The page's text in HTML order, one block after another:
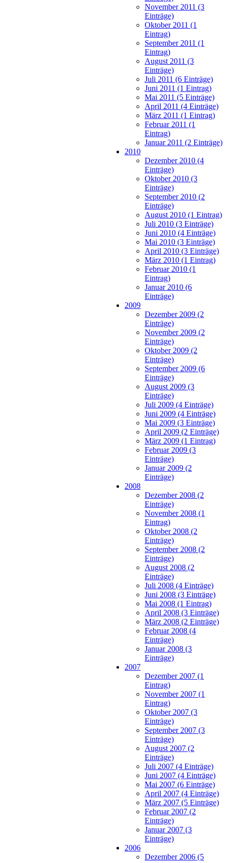
November 2011 (3
Einträge)
Oktober 2011 (1
Eintrag)
September 2011 (1
Eintrag)
August 2011 (3
Einträge)
Juli 2011 (6 Einträge)
Juni 2011 (1 Eintrag)
Mai 2011 (5 Einträge)
April 2011 (4 Einträge)
März 2011 (1 Eintrag)
Februar 2011 (1
Eintrag)
Januar 2011 (2 Einträge)
2010
Dezember 2010 (4
Einträge)
Oktober 2010 (3
Einträge)
September 2010 (2
Einträge)
August 2010 (1 Eintrag)
Juli 2010 (3 Einträge)
Juni 2010 (4 Einträge)
Mai 2010 (3 Einträge)
April 2010 (3 Einträge)
März 2010 (1 Eintrag)
Februar 2010 (1
Eintrag)
Januar 2010 (6
Einträge)
2009
Dezember 2009 (2
Einträge)
November 2009 (2
Einträge)
Oktober 2009 (2
Einträge)
September 2009 (6
Einträge)
August 2009 (3
Einträge)
Juli 2009 (4 Einträge)
Juni 2009 (4 Einträge)
Mai 2009 (3 Einträge)
April 2009 (2 Einträge)
März 2009 (1 Eintrag)
Februar 2009 (3
Einträge)
Januar 2009 (2
Einträge)
2008
Dezember 2008 (2
Einträge)
November 2008 (1
Eintrag)
Oktober 2008 (2
Einträge)
September 2008 (2
Einträge)
August 2008 (2
Einträge)
Juli 2008 (4 Einträge)
Juni 2008 (3 Einträge)
Mai 2008 (1 Eintrag)
April 2008 (3 Einträge)
März 2008 (2 Einträge)
Februar 2008 (4
Einträge)
Januar 2008 (3
Einträge)
2007
Dezember 2007 (1
Eintrag)
November 2007 (1
Eintrag)
Oktober 2007 (3
Einträge)
September 2007 (3
Einträge)
August 2007 (2
Einträge)
Juli 2007 (4 Einträge)
Juni 2007 (4 Einträge)
Mai 2007 (6 Einträge)
April 2007 (4 Einträge)
März 2007 (5 Einträge)
Februar 2007 (2
Einträge)
Januar 2007 (3
Einträge)
2006
Dezember 2006 (5